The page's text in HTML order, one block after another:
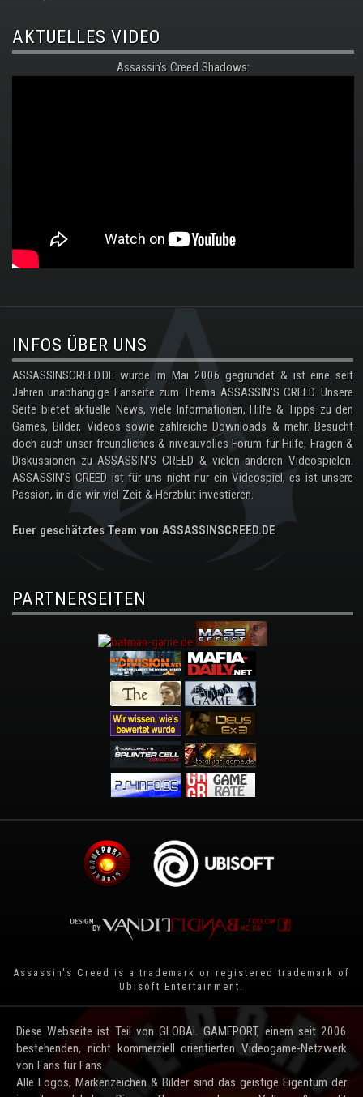
AKTUELLES VIDEO
Assassin's Creed Shadows:
.
INFOS ÜBER UNS
ASSASSINSCREED.DE wurde im Mai 2006 gegründet & ist eine seit
Jahren unabhängige Fanseite zum Thema ASSASSIN'S CREED. Unsere
Seite bietet aktuelle News, viele Informationen, Hilfe & Tipps zu den
Games, Bilder, Videos sowie zahlreiche Downloads & mehr. Besucht
doch auch unser freundliches & niveauvolles Forum für Hilfe, Fragen &
Diskussionen zu ASSASSIN'S CREED & vielen anderen Videospielen.
ASSASSIN'S CREED ist für uns nicht nur ein Videospiel, es ist unsere
Passion, in die wir viel Zeit & Herzblut investieren.
Euer geschätztes Team von ASSASSINSCREED.DE
PARTNERSEITEN
Assassin's Creed is a trademark or registered trademark of
Ubisoft Entertainment .
Diese Webseite ist Teil von GLOBAL GAMEPORT, einem seit 2006
bestehenden, nicht kommerziell orientierten Videogame-Netzwerk
von Fans für Fans.
Alle Logos, Markenzeichen & Bilder sind das geistige Eigentum der